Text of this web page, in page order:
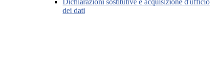
Dichiarazioni sostitutive e acquisizione d'ufficio
dei dati